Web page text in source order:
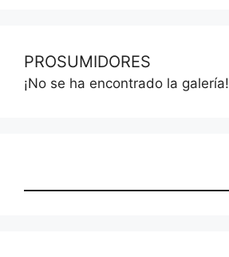
PROSUMIDORES
¡No se ha encontrado la galería!